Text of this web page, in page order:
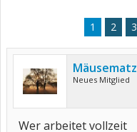
1 2 3
Mäusematz
Neues Mitglied
Wer arbeitet vollzeit